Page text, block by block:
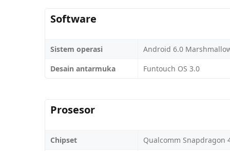
Software
Sistem operasi
Android 6.0
Desain antarmuka
Funtouch OS 3.0
Prosesor
Chipset
Qualcomm Snapdragon